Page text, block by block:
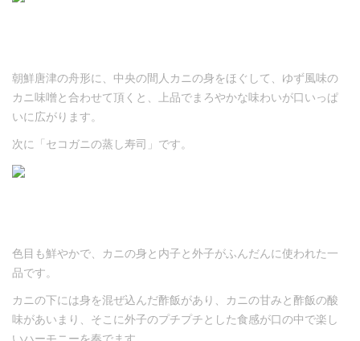
朝鮮唐津の舟形に、中央の間人カニの身をほぐして、ゆず風味の
カニ味噌と合わせて頂くと、上品でまろやかな味わいが口いっぱ
いに広がります。
次に「セコガニの蒸し寿司」です。
色目も鮮やかで、カニの身と内子と外子がふんだんに使われた一
品です。
カニの下には身を混ぜ込んだ酢飯があり、カニの甘みと酢飯の酸
味があいまり、そこに外子のプチプチとした食感が口の中で楽し